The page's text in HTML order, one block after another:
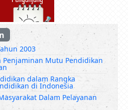
2003
Penjaminan Mutu Pendidikan
dalam Rangka
di Indonesia
Dalam Pelayanan